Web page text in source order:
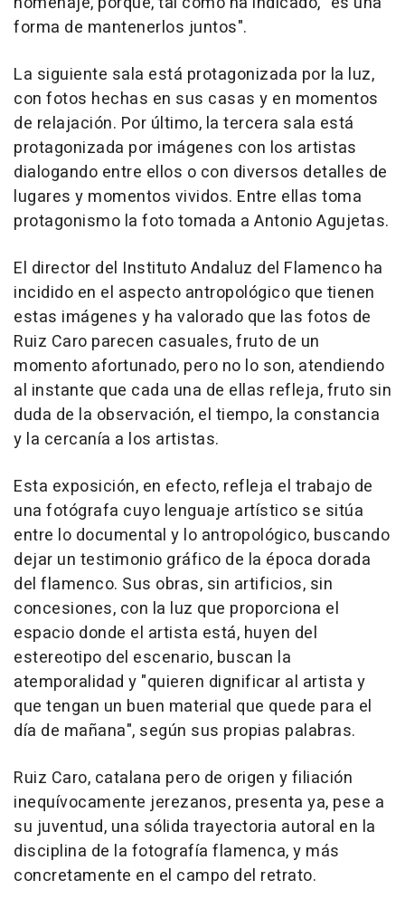
forma de mantenerlos juntos".
La siguiente sala está protagonizada por la luz,
con fotos hechas en sus casas y en momentos
de relajación. Por último, la tercera sala está
protagonizada por imágenes con los artistas
dialogando entre ellos o con diversos detalles de
lugares y momentos vividos. Entre ellas toma
protagonismo la foto tomada a Antonio Agujetas.
El director del Instituto Andaluz del Flamenco ha
incidido en el aspecto antropológico que tienen
estas imágenes y ha valorado que las fotos de
Ruiz Caro parecen casuales, fruto de un
momento afortunado, pero no lo son, atendiendo
al instante que cada una de ellas refleja, fruto sin
duda de la observación, el tiempo, la constancia
y la cercanía a los artistas.
Esta exposición, en efecto, refleja el trabajo de
una fotógrafa cuyo lenguaje artístico se sitúa
entre lo documental y lo antropológico, buscando
dejar un testimonio gráfico de la época dorada
del flamenco. Sus obras, sin artificios, sin
concesiones, con la luz que proporciona el
espacio donde el artista está, huyen del
estereotipo del escenario, buscan la
atemporalidad y "quieren dignificar al artista y
que tengan un buen material que quede para el
día de mañana", según sus propias palabras.
Ruiz Caro, catalana pero de origen y filiación
inequívocamente jerezanos, presenta ya, pese a
su juventud, una sólida trayectoria autoral en la
disciplina de la fotografía flamenca, y más
concretamente en el campo del retrato.